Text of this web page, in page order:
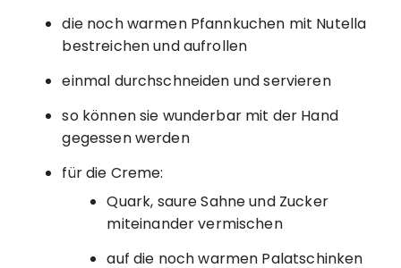
die noch warmen Pfannkuchen mit Nutella
bestreichen und aufrollen
einmal durchschneiden und servieren
so können sie wunderbar mit der Hand
gegessen werden
für die Creme:
Quark, saure Sahne und Zucker
miteinander vermischen
auf die noch warmen Palatschinken